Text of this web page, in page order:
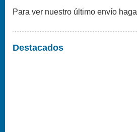
Para ver nuestro último envío haga
Destacados